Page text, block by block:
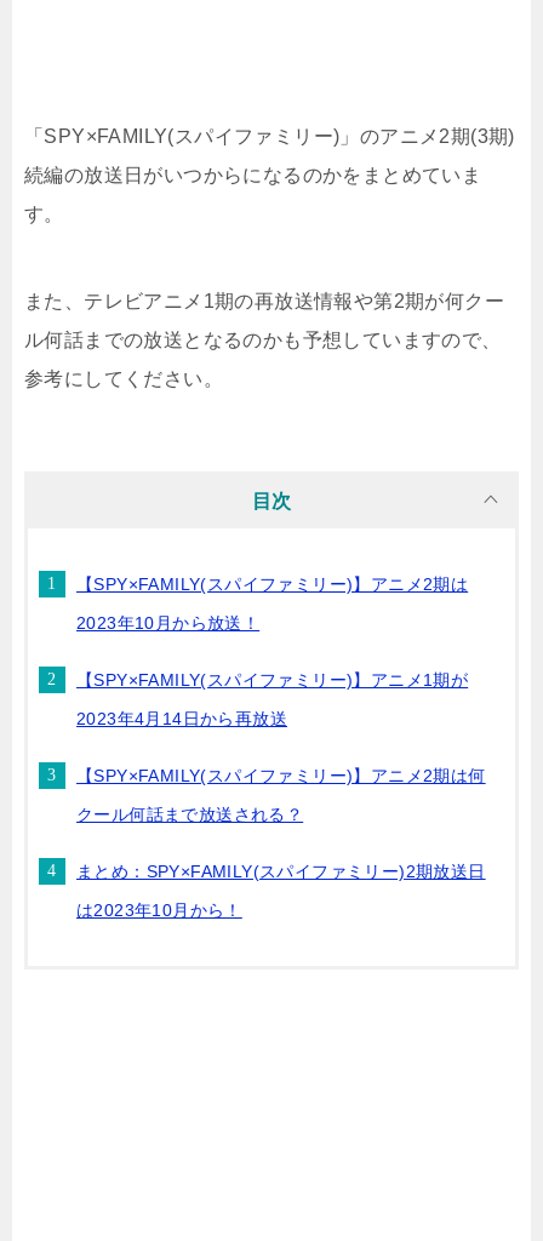
「SPY×FAMILY(スパイファミリー)」のアニメ2期(3期)
続編の放送日がいつからになるのかをまとめていま
す。
また、テレビアニメ1期の再放送情報や第2期が何クー
ル何話までの放送となるのかも予想していますので、
参考にしてください。
目次
【SPY×FAMILY(スパイファミリー)】アニメ2期は
2023年10月から放送！
【SPY×FAMILY(スパイファミリー)】アニメ1期が
2023年4月14日から再放送
【SPY×FAMILY(スパイファミリー)】アニメ2期は何
クール何話まで放送される？
まとめ：SPY×FAMILY(スパイファミリー)2期放送日
は2023年10月から！